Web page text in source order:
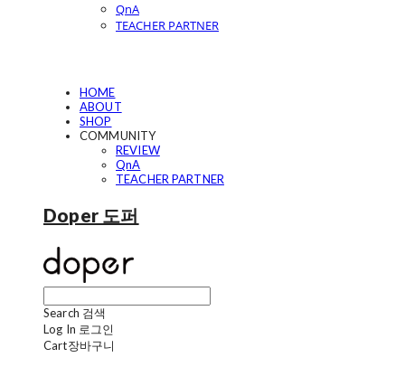
QnA
TEACHER PARTNER
HOME
ABOUT
SHOP
COMMUNITY
REVIEW
QnA
TEACHER PARTNER
Doper 도퍼
Search 검색
Log In 로그인
Cart장바구니